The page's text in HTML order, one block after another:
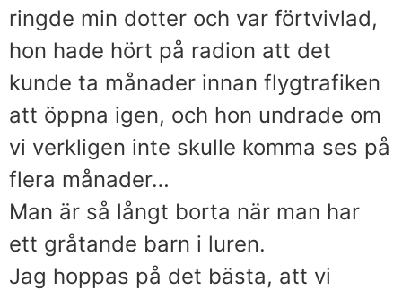
ringde min dotter och var förtvivlad,
hon hade hört på radion att det
kunde ta månader innan flygtrafiken
att öppna igen, och hon undrade om
vi verkligen inte skulle komma ses på
flera månader…
Man är så långt borta när man har
ett gråtande barn i luren.
Jag hoppas på det bästa, att vi